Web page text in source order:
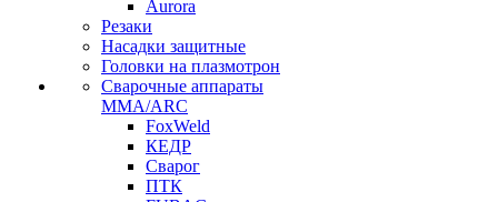
Aurora
Резаки
Насадки защитные
Головки на плазмотрон
Сварочные аппараты
MMA/ARC
FoxWeld
КЕДР
Сварог
ПТК